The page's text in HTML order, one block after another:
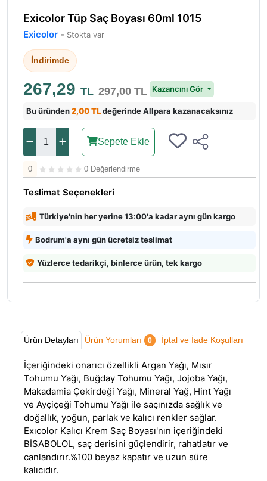
Exicolor Tüp Saç Boyası 60ml 1015
Exicolor - Stokta var
İndirimde
267,29 TL 297,00 TL Kazancını Gör
Bu üründen2,00 TLdeğerinde Allpara kazanacaksınız
Sepete Ekle
0 0 Değerlendirme
Teslimat Seçenekleri
Türkiye'nin her yerine 13:00'a kadar aynı gün kargo
Bodrum'a aynı gün ücretsiz teslimat
Yüzlerce tedarikçi, binlerce ürün, tek kargo
Ürün Detayları Ürün Yorumları 0 İptal ve İade Koşulları
İçeriğindeki onarıcı özellikli Argan Yağı, Mısır
Tohumu Yağı, Buğday Tohumu Yağı, Jojoba Yağı,
Makadamia Çekirdeği Yağı, Mineral Yağ, Hint Yağı
ve Ayçiçeği Tohumu Yağı ile saçınızda sağlık ve
doğallık, yoğun, parlak ve kalıcı renkler sağlar.
Exıcolor Kalıcı Krem Saç Boyası'nın içeriğindeki
BİSABOLOL, saç derisini güçlendirir, rahatlatır ve
canlandırır.%100 beyaz kapatır ve uzun süre
kalıcıdır.